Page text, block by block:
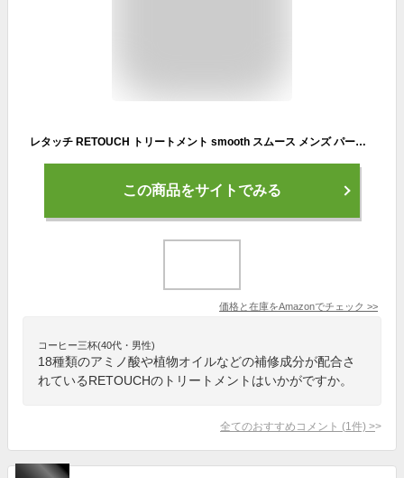
レタッチ RETOUCH トリートメント smooth スムース メンズ パーマ ダメージ くせ毛 まとまり ヘアケア 180mL
この商品をサイトでみる
価格と在庫をAmazonでチェック >>
コーヒー三杯(40代・男性)
18種類のアミノ酸や植物オイルなどの補修成分が配合さ
れているRETOUCHのトリートメントはいかがですか。
全てのおすすめコメント (1 件) >